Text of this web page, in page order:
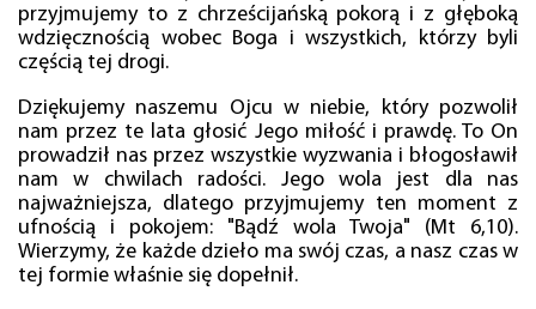
przyjmujemy to z chrześcijańską pokorą i z głęboką
wdzięcznością wobec Boga i wszystkich, którzy byli
częścią tej drogi.
Dziękujemy naszemu Ojcu w niebie, który pozwolił
nam przez te lata głosić Jego miłość i prawdę. To On
prowadził nas przez wszystkie wyzwania i błogosławił
nam w chwilach radości. Jego wola jest dla nas
najważniejsza, dlatego przyjmujemy ten moment z
ufnością i pokojem: "Bądź wola Twoja" (Mt 6,10).
Wierzymy, że każde dzieło ma swój czas, a nasz czas w
tej formie właśnie się dopełnił.